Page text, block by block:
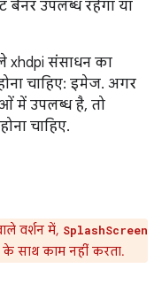
बैनर उपलब्ध रहेगा या
xhdpi संसाधन का
चाहिए: इमेज. अगर
में उपलब्ध है, तो
चाहिए.
वर्शन में, SplashScreen
साथ काम नहीं करता.